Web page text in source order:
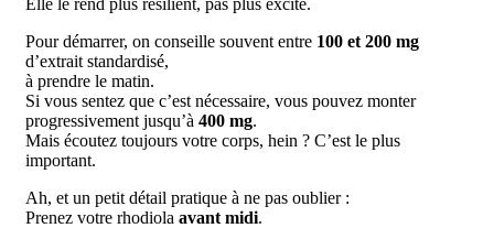
Pour démarrer, on conseille souvent entre 100 et 200 mg
d’extrait standardisé,
à prendre le matin.
Si vous sentez que c’est nécessaire, vous pouvez monter
progressivement jusqu’à 400 mg.
Mais écoutez toujours votre corps, hein ? C’est le plus
important.
Ah, et un petit détail pratique à ne pas oublier :
Prenez votre rhodiola avant midi.